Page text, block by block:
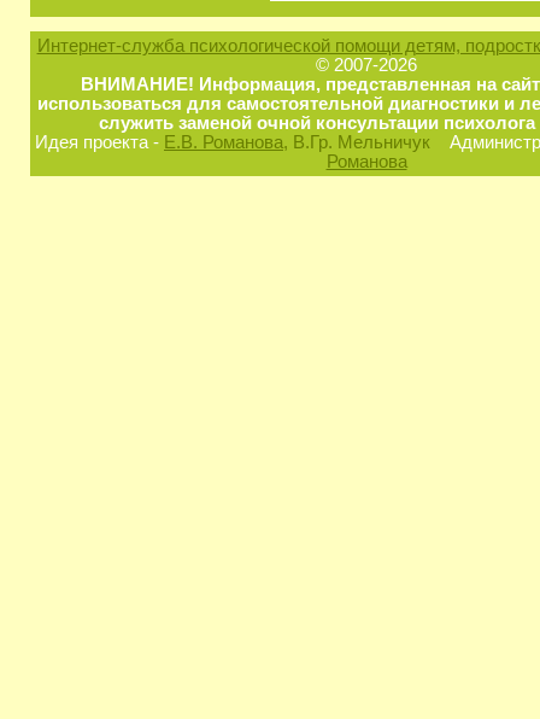
Интернет-служба психологической помощи детям,
© 2007-2026
ВНИМАНИЕ! Информация, представленная на
использоваться для самостоятельной диагностики и
служить заменой очной консультации
Идея проекта - Е.В. Романова, В.Гр. Мельничук
Романова